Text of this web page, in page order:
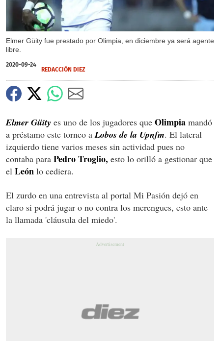
Elmer Güity fue prestado por Olimpia, en diciembre ya será agente
libre.
2020-09-24
REDACCIÓN DIEZ
Elmer Güity es uno de los jugadores que Olimpia mandó
a préstamo este torneo aLobos de la Upnfm. El lateral
izquierdo tiene varios meses sin actividad pues no
contaba para Pedro Troglio, esto lo orilló a gestionar que
el León lo cediera.
El zurdo en una entrevista al portal Mi Pasión dejó en
claro si podrá jugar o no contra los merengues, esto ante
la llamada 'cláusula del miedo'.